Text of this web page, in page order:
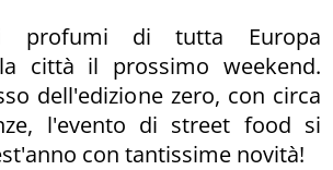
di tutta Europa
città il prossimo weekend.
dell'edizione zero, con circa
l'evento di street food si
con tantissime novità!